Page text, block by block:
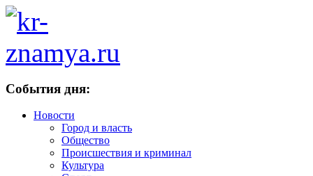
События дня:
Новости
Город и власть
Общество
Происшествия и криминал
Культура